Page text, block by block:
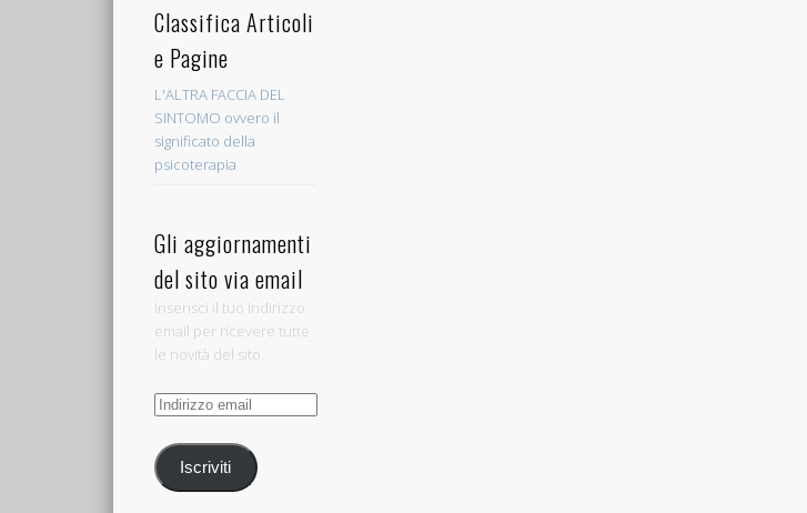
Classifica Articoli
e Pagine
L'ALTRA FACCIA DEL
SINTOMO ovvero il
significato della
psicoterapia
Gli aggiornamenti
del sito via email
Inserisci il tuo indirizzo
email per ricevere tutte
le novità del sito.
Indirizzo
Iscriviti